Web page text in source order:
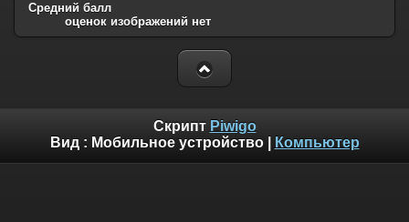
Средний балл
оценок изображений нет
Скрипт Piwigo
Вид : Мобильное устройство| Компьютер